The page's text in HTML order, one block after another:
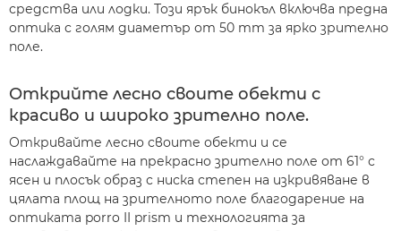
средства или лодки. Този ярък бинокъл включва предна
оптика с голям диаметър от 50 mm за ярко зрително
поле.
Открийте лесно своите обекти с
красиво и широко зрително поле.
Откривайте лесно своите обекти и се
наслаждавайте на прекрасно зрително поле от 61° с
ясен и плосък образ с ниска степен на изкривяване в
цялата площ на зрителното поле благодарение на
оптиката porro II prism и технологията за